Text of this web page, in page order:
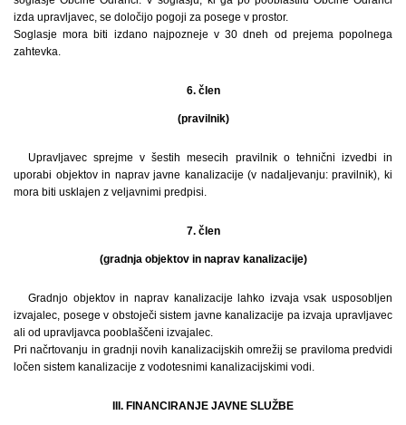
izda upravljavec, se določijo pogoji za posege v prostor.
Soglasje mora biti izdano najpozneje v 30 dneh od prejema popolnega
zahtevka.
6. člen
(pravilnik)
Upravljavec sprejme v šestih mesecih pravilnik o tehnični izvedbi in
uporabi objektov in naprav javne kanalizacije (v nadaljevanju: pravilnik), ki
mora biti usklajen z veljavnimi predpisi.
7. člen
(gradnja objektov in naprav kanalizacije)
Gradnjo objektov in naprav kanalizacije lahko izvaja vsak usposobljen
izvajalec, posege v obstoječi sistem javne kanalizacije pa izvaja upravljavec
ali od upravljavca pooblaščeni izvajalec.
Pri načrtovanju in gradnji novih kanalizacijskih omrežij se praviloma predvidi
ločen sistem kanalizacije z vodotesnimi kanalizacijskimi vodi.
III. FINANCIRANJE JAVNE SLUŽBE